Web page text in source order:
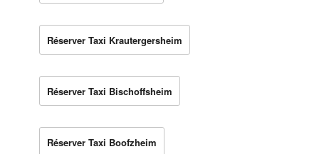
Réserver Taxi Krautergersheim
Réserver Taxi Bischoffsheim
Réserver Taxi Boofzheim